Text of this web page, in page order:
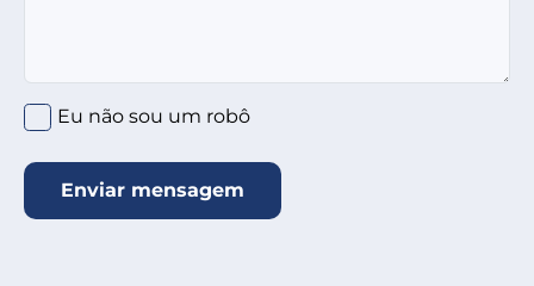
Clique no círculo abaixo *
Eu não sou um robô
Enviar mensagem